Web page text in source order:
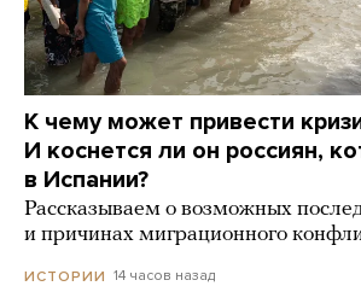
К чему может привести
И коснется ли он россиян,
в Испании?
Рассказываем о возможных
и причинах миграционного
ИСТОРИИ 14 часов назад